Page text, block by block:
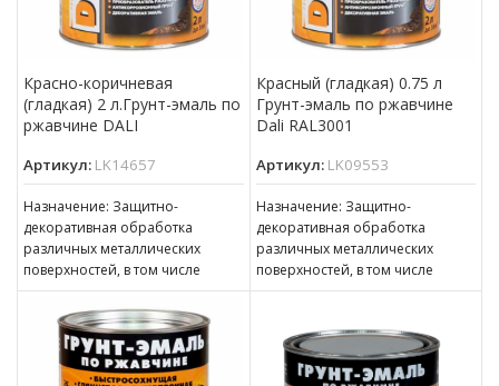
Красно-коричневая
(гладкая) 2 л.Грунт-эмаль по
ржавчине DALI
Артикул: LK14657
Назначение: Защитно-
декоративная обработка
различных металлических
поверхностей, в том числе
пораженных точечной или
сплошной коррозией c
толщиной ржавчины до 100 мкм
Красный (гладкая) 0.75 л
Грунт-эмаль по ржавчине
Dali RAL3001
Артикул: LK09553
Назначение: Защитно-
декоративная обработка
различных металлических
поверхностей, в том числе
пораженных точечной или
толщиной ржавчины до 100 мкм